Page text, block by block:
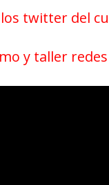
twitter del
y taller redes